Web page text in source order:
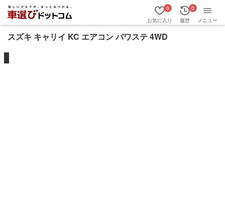
お気に入り
0
履歴
0
メニュー
スズキ キャリイ KC エアコン パワステ 4WD